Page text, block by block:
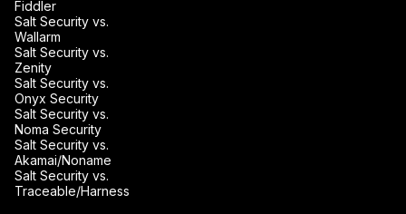
Fiddler
Salt Security vs.
Wallarm
Salt Security vs.
Zenity
Salt Security vs.
Onyx Security
Salt Security vs.
Noma Security
Salt Security vs.
Akamai/Noname
Salt Security vs.
Traceable/Harness